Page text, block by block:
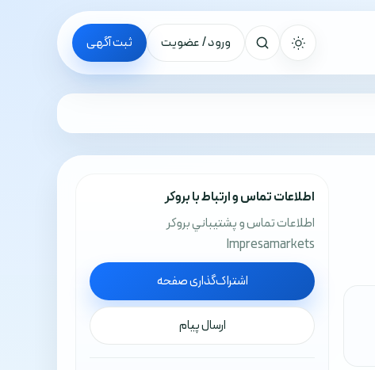
ورود / عضویت ثبت آگهی
اطلاعات تماس و ارتباط با بروکر
اطلاعات تماس و پشتيباني بروکر
Impresamarkets
اشتراک‌گذاری صفحه
ارسال پیام